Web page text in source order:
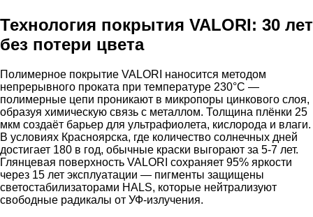
Технология покрытия VALORI: 30 лет
без потери цвета
Полимерное покрытие VALORI наносится методом
непрерывного проката при температуре 230°C —
полимерные цепи проникают в микропоры цинкового слоя,
образуя химическую связь с металлом. Толщина плёнки 25
мкм создаёт барьер для ультрафиолета, кислорода и влаги.
В условиях Красноярска, где количество солнечных дней
достигает 180 в год, обычные краски выгорают за 5-7 лет.
Глянцевая поверхность VALORI сохраняет 95% яркости
через 15 лет эксплуатации — пигменты защищены
светостабилизаторами HALS, которые нейтрализуют
свободные радикалы от УФ-излучения.